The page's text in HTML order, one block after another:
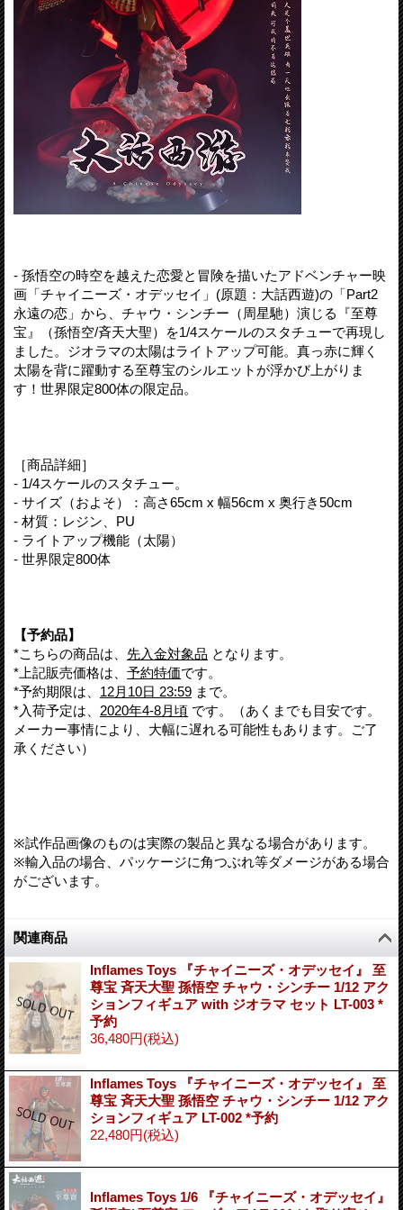
- 孫悟空の時空を越えた恋愛と冒険を描いたアドベンチャー映
画「チャイニーズ・オデッセイ」(原題：大話西遊)の「Part2
永遠の恋」から、チャウ・シンチー（周星馳）演じる『至尊
宝』（孫悟空/斉天大聖）を1/4スケールのスタチューで再現し
ました。ジオラマの太陽はライトアップ可能。真っ赤に輝く
太陽を背に躍動する至尊宝のシルエットが浮かび上がりま
す！世界限定800体の限定品。
［商品詳細］
- 1/4スケールのスタチュー。
- サイズ（およそ）：高さ65cm x 幅56cm x 奥行き50cm
- 材質：レジン、PU
- ライトアップ機能（太陽）
- 世界限定800体
【予約品】
*こちらの商品は、 先入金対象品 となります。
*上記販売価格は、 予約特価です。
*予約期限は、 12月10日 23:59 まで。
*入荷予定は、 2020年4-8月頃 です。（あくまでも目安です。
メーカー事情により、大幅に遅れる可能性もあります。ご了
承ください）
※試作品画像のものは実際の製品と異なる場合があります。
※輸入品の場合、パッケージに角つぶれ等ダメージがある場合
がございます。
関連商品
Inflames Toys 『チャイニーズ・オデッセイ』 至
尊宝 斉天大聖 孫悟空 チャウ・シンチー 1/12 アク
ションフィギュア with ジオラマ セット LT-003 *
予約
36,480円(税込)
Inflames Toys 『チャイニーズ・オデッセイ』 至
尊宝 斉天大聖 孫悟空 チャウ・シンチー 1/12 アク
ションフィギュア LT-002 *予約
22,480円(税込)
Inflames Toys 1/6 『チャイニーズ・オデッセイ』